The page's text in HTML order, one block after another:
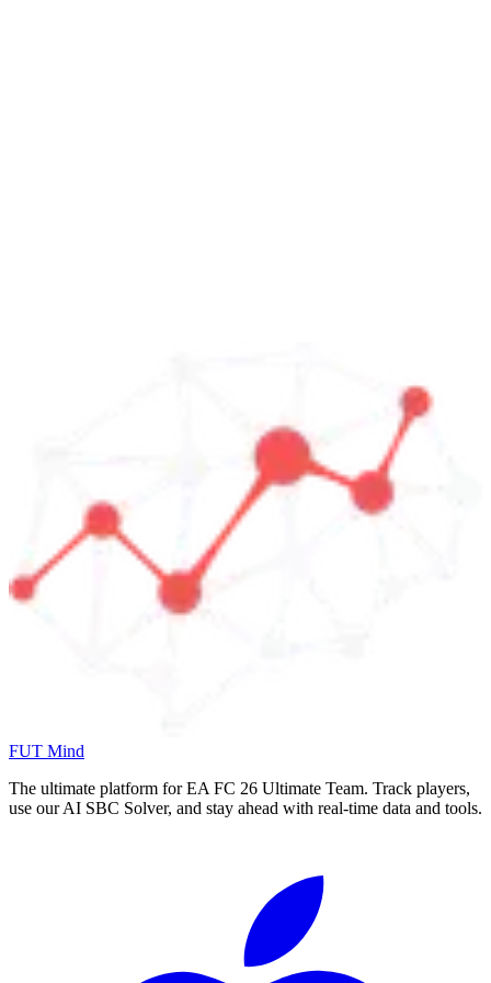
FUT Mind
The ultimate platform for EA FC 26 Ultimate Team. Track players,
use our AI SBC Solver, and stay ahead with real-time data and tools.